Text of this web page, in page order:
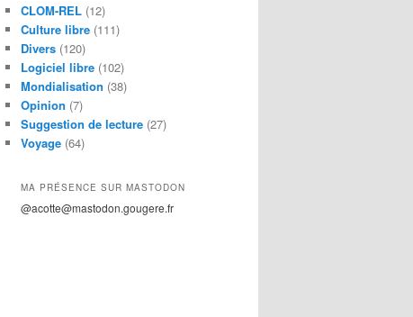
CLOM-REL (12)
Culture libre (111)
Divers (120)
Logiciel libre (102)
Mondialisation (38)
Opinion (7)
Suggestion de lecture (27)
Voyage (64)
MA PRÉSENCE SUR MASTODON
@acotte@mastodon.gougere.fr